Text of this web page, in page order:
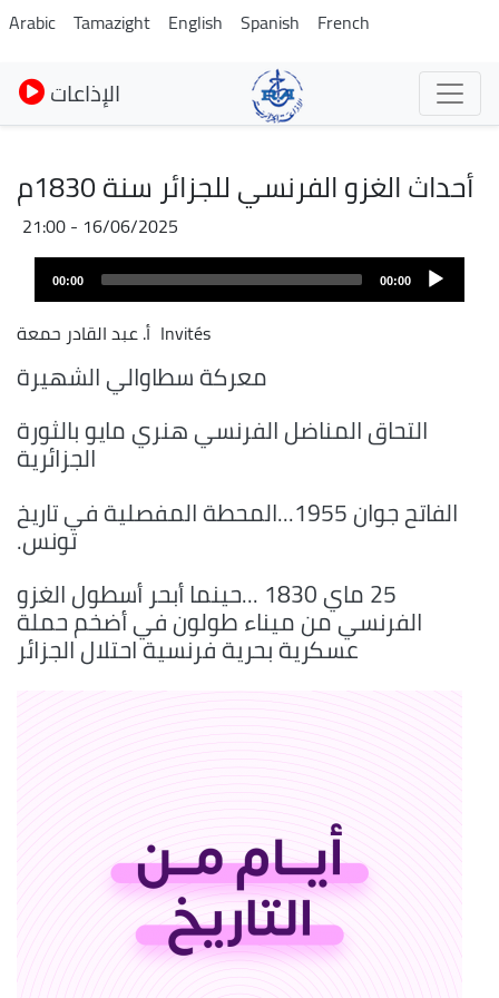
Skip
to
main
content
Arabic Tamazight English Spanish French
الإذاعات
أحداث الغزو الفرنسي للجزائر سنة 1830م
16/06/2025 - 21:00
00:00
00:00
Invités أ. عبد القادر حمعة
معركة سطاوالي الشهيرة
التحاق المناضل الفرنسي هنري مايو بالثورة
الجزائرية
الفاتح جوان 1955...المحطة المفصلية في تاريخ
تونس.
25 ماي 1830 ...حينما أبحر أسطول الغزو
الفرنسي من ميناء طولون في أضخم حملة
عسكرية بحرية فرنسية احتلال الجزائر